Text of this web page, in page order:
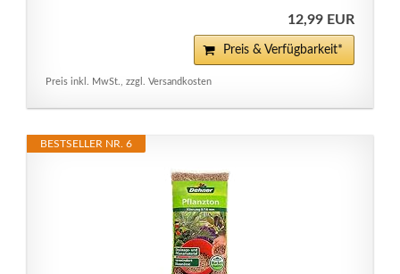
12,99 EUR
Preis & Verfügbarkeit*
Preis inkl. MwSt., zzgl. Versandkosten
BESTSELLER NR. 6